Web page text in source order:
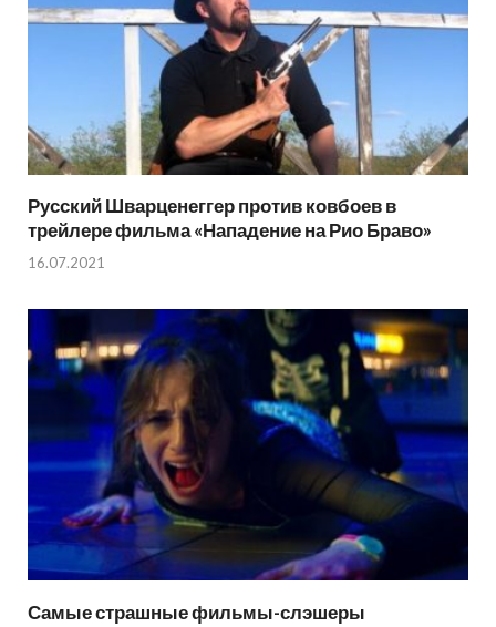
Русский Шварценеггер против ковбоев в
трейлере фильма «Нападение на Рио Браво»
16.07.2021
Самые страшные фильмы-слэшеры